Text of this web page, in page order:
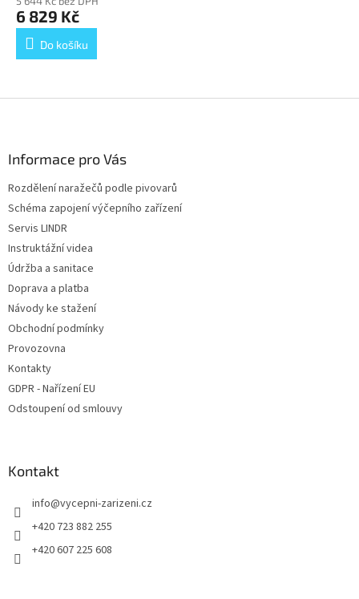
6 829 Kč
Do košíku
Informace pro Vás
Rozdělení naražečů podle pivovarů
Schéma zapojení výčepního zařízení
Servis LINDR
Instruktážní videa
Údržba a sanitace
Doprava a platba
Návody ke stažení
Obchodní podmínky
Provozovna
Kontakty
GDPR - Nařízení EU
Odstoupení od smlouvy
Kontakt
info@vycepni-zarizeni.cz
+420 723 882 255
+420 607 225 608